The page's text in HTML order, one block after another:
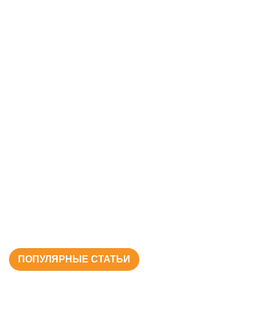
ПОПУЛЯРНЫЕ СТАТЬИ